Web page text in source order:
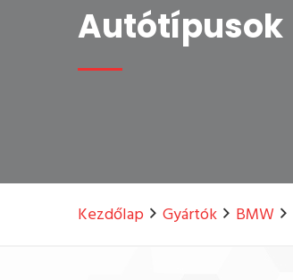
Autótípusok
Kezdőlap Gyártók BMW